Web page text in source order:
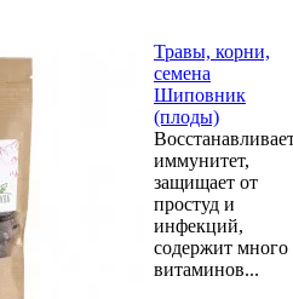
Травы, корни,
семена
Шиповник
(плоды)
иммунитет,
защищает от
простуд и
инфекций,
содержит много
витаминов...